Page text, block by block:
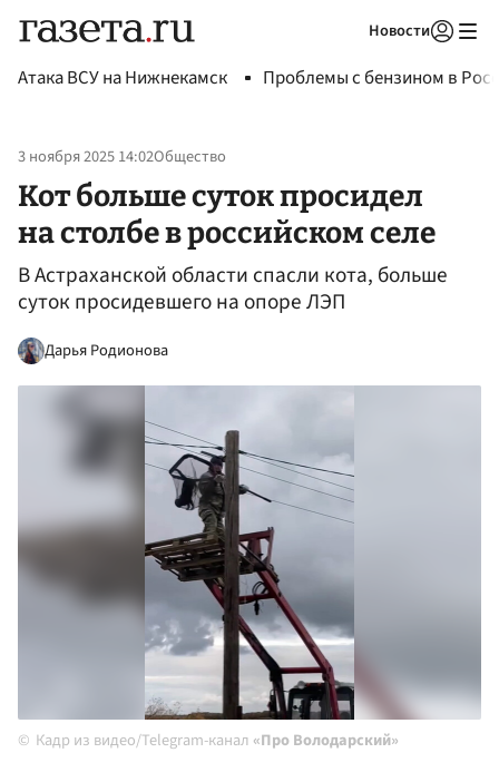
Новости
Атака ВСУ на Нижнекамск Проблемы с бензином в
3 ноября 2025 14:02Общество
Кот больше суток просидел
на столбе в российском селе
В Астраханской области спасли кота, больше
суток просидевшего на опоре ЛЭП
Дарья Родионова
Кадр из видео/Telegram-канал «Про Володарский»